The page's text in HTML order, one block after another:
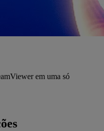
em uma só